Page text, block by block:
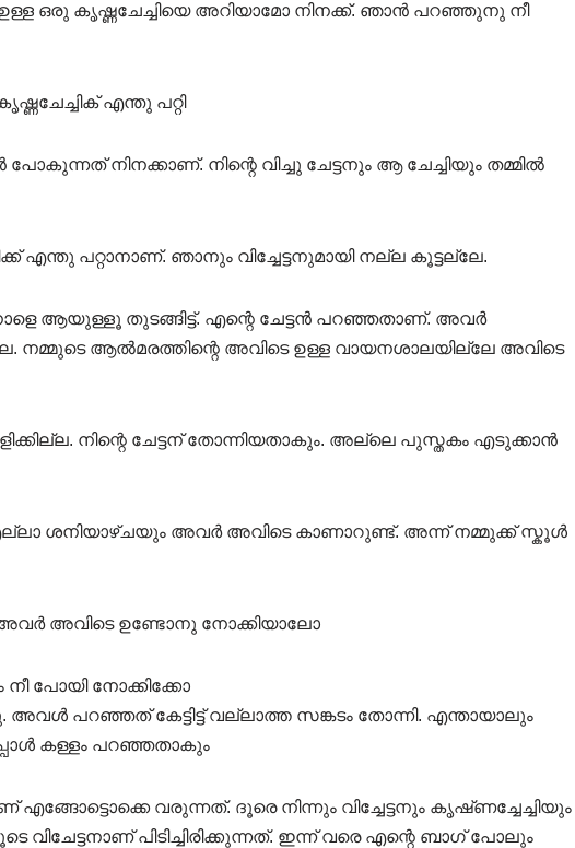
ഉള്ള ഒരു കൃഷ്ണചേച്ചിയെ അറിയാമോ നിനക്ക്. ഞാൻ പറഞ്ഞുനു നീ
എന്തു പറ്റി
പോകുന്നത് നിനക്കാണ്. നിന്റെ വിച്ചു ചേട്ടനും ആ ചേച്ചിയും തമ്മിൽ
പറ്റാനാണ്. ഞാനും വിച്ചേട്ടനുമായി നല്ല കൂട്ടല്ലേ.
ആയുള്ളൂ തുടങ്ങിട്ട്. എന്റെ ചേട്ടൻ പറഞ്ഞതാണ്. അവർ
നമ്മുടെ ആൽമരത്തിന്റെ അവിടെ ഉള്ള വായനശാലയില്ലേ അവിടെ
നിന്റെ ചേട്ടന് തോന്നിയതാകും. അല്ലെ പുസ്തകം എടുക്കാൻ
ശനിയാഴ്ചയും അവർ അവിടെ കാണാറുണ്ട്. അന്ന് നമ്മുക്ക് സ്കൂൾ
അവിടെ ഉണ്ടോനു നോക്കിയാലോ
നീ പോയി നോക്കിക്കോ
പറഞ്ഞത് കേട്ടിട്ട് വല്ലാത്ത സങ്കടം തോന്നി. എന്തായാലും
കള്ളം പറഞ്ഞതാകും
എങ്ങോട്ടൊക്കെ വരുന്നത്. ദൂരെ നിന്നും വിച്ചേട്ടനും കൃഷ്‌ണച്ചേച്ചിയും
പിടിച്ചിരിക്കുന്നത്. ഇന്ന് വരെ എന്റെ ബാഗ് പോലും